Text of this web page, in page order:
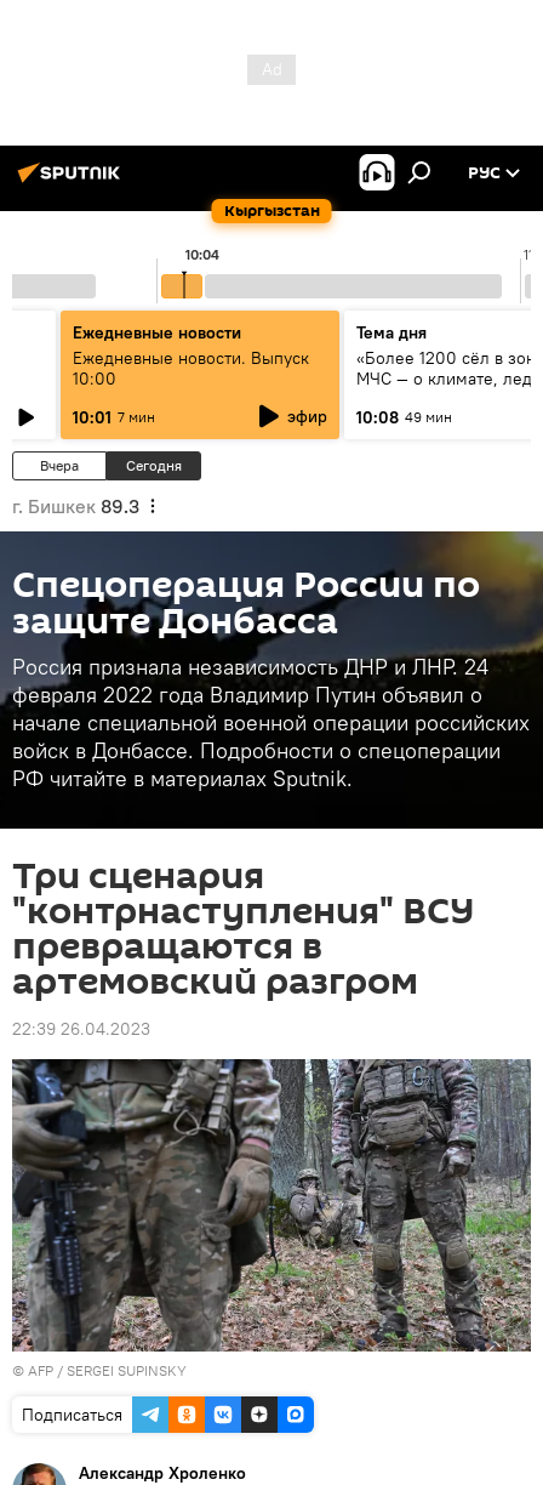
Кыргызстан
РУС
10:04
Ежедневные новости
Ежедневные новости. Выпуск
10:00
10:01 7 мин эфир
Тема дня
«Более 1200 сёл в
МЧС — о климате,
населения
10:08 49 мин
Вчера Сегодня
г. Бишкек 89.3
Спецоперация России по
защите Донбасса
Россия признала независимость ДНР и ЛНР. 24
февраля 2022 года Владимир Путин объявил о
начале специальной военной операции российских
войск в Донбассе. Подробности о спецоперации
РФ читайте в материалах Sputnik.
Три сценария
"контрнаступления" ВСУ
превращаются в
артемовский разгром
22:39 26.04.2023
© AFP / SERGEI SUPINSKY
Подписаться
Александр Хроленко